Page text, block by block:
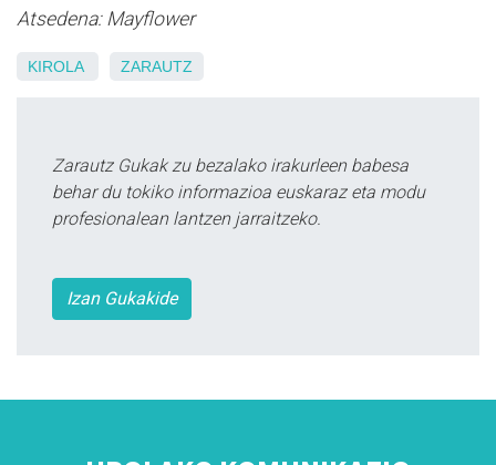
Atsedena: Mayflower
KIROLA ZARAUTZ
Zarautz Gukak zu bezalako irakurleen babesa
behar du tokiko informazioa euskaraz eta modu
profesionalean lantzen jarraitzeko.
Izan Gukakide